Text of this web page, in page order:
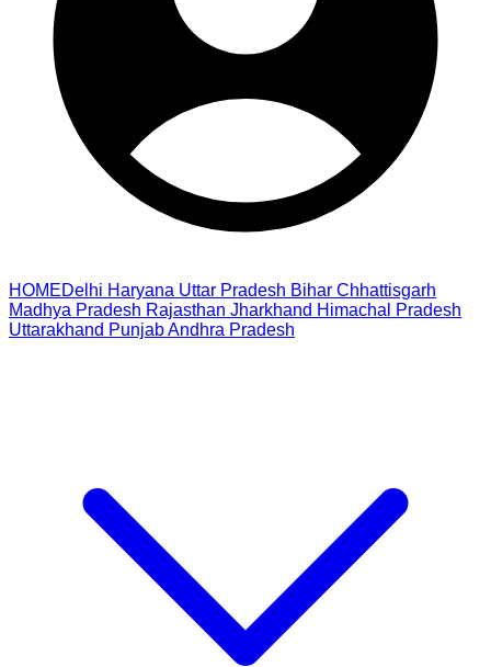
HOMEDelhi Haryana Uttar Pradesh Bihar Chhattisgarh
Madhya Pradesh Rajasthan Jharkhand Himachal Pradesh
Uttarakhand PunjabAndhra Pradesh